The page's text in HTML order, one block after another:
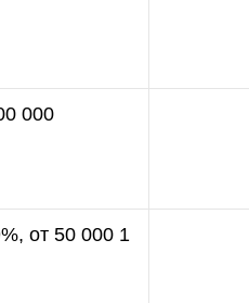
000
от 50 000 1